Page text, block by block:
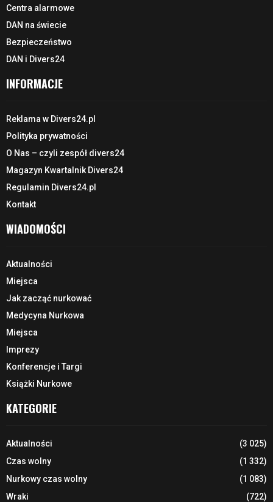
Centra alarmowe
DAN na świecie
Bezpieczeństwo
DAN i Divers24
INFORMACJE
Reklama w Divers24.pl
Polityka prywatności
O Nas – czyli zespół divers24
Magazyn Kwartalnik Divers24
Regulamin Divers24.pl
Kontakt
WIADOMOŚCI
Aktualności
Miejsca
Jak zacząć nurkować
Medycyna Nurkowa
Miejsca
Imprezy
Konferencje i Targi
Książki Nurkowe
KATEGORIE
Aktualności
(3 025)
Czas wolny
(1 332)
Nurkowy czas wolny
(1 083)
Wraki
(722)